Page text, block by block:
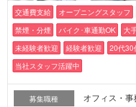
交通費支給 オープニングスタッフ
禁煙・分煙
バイク･車通勤OK 大
未経験者歓迎
経験者歓迎 20代30
当社スタッフ活躍中
募集職種 オフィス・